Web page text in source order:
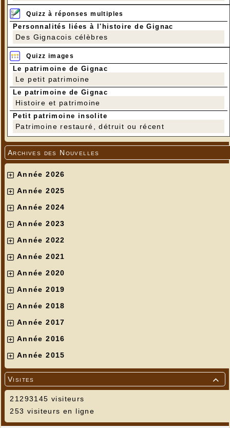
Quizz à réponses multiples
Personnalités liées à l'histoire de Gignac
Des Gignacois célèbres
Quizz images
Le patrimoine de Gignac
Le petit patrimoine
Le patrimoine de Gignac
Histoire et patrimoine
Petit patrimoine insolite
Patrimoine restauré, détruit ou récent
Archives des Nouvelles
Année 2026
Année 2025
Année 2024
Année 2023
Année 2022
Année 2021
Année 2020
Année 2019
Année 2018
Année 2017
Année 2016
Année 2015

Visites
21293145 visiteurs
253 visiteurs en ligne